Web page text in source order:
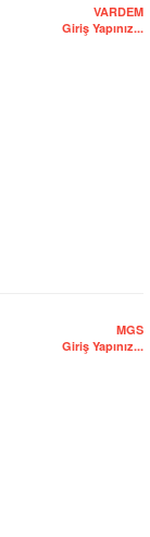
VARDEM
Giriş Yapınız...
MGS
Giriş Yapınız...